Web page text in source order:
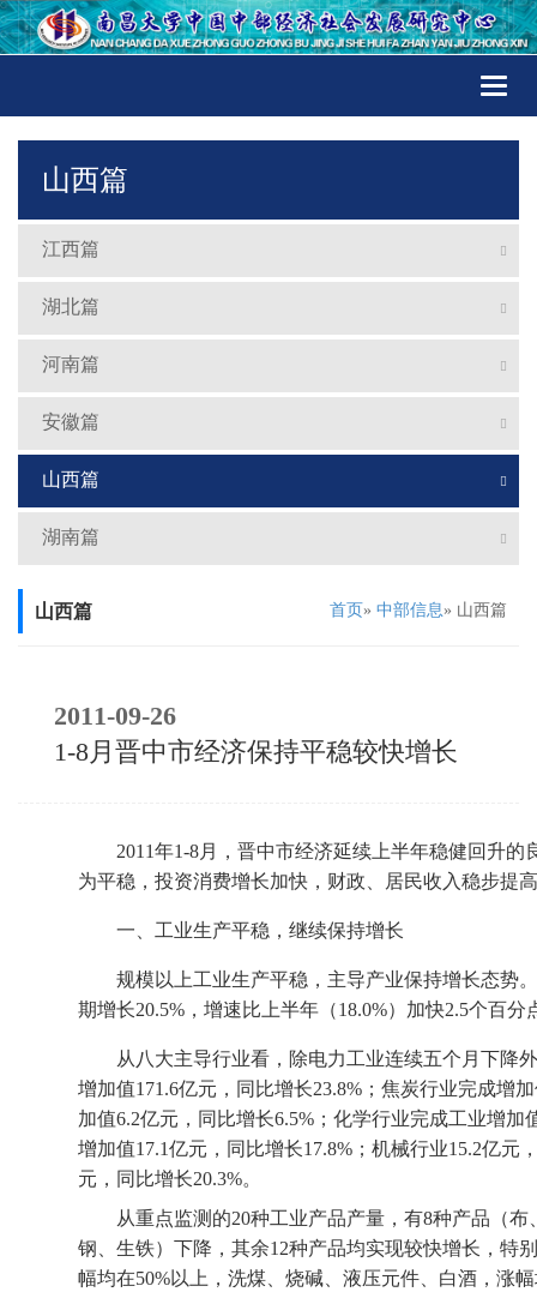
山西篇
江西篇
湖北篇
河南篇
安徽篇
山西篇
湖南篇
山西篇 首页» 中部信息» 山西篇
2011-09-26
1-8月晋中市经济保持平稳较快增长
2011年1-8月，晋中市经济延续上半年稳健回升
为平稳，投资消费增长加快，财政、居民收入稳步提
一、工业生产平稳，继续保持增长
规模以上工业生产平稳，主导产业保持增长态势
期增长20.5% ，增速比上半年（18.0%）加快2.5个百分
从八大主导行业看，除电力工业连续五个月下降
增加值171.6亿元，同比增长23.8% ；焦炭行业完成增
加值6.2亿元，同比增长6.5% ；化学行业完成工业增加
增加值17.1亿元，同比增长17.8% ；机械行业15.2亿元
元，同比增长20.3%。
从重点监测的20种工业产品产量，有8种产品（布
钢、生铁）下降，其余12种产品均实现较快增长，特
幅均在50%以上，洗煤、烧碱、液压元件、白酒，涨